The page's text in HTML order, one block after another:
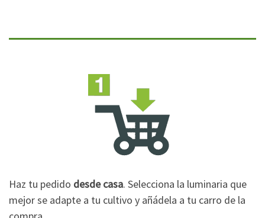
Haz tu pedido desde casa. Selecciona la luminaria que
mejor se adapte a tu cultivo y añádela a tu carro de la